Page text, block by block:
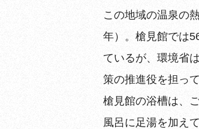
この地域の温泉の
年）。槍見館では
ているが、環境省
策の推進役を担っ
槍見館の浴槽は、
風呂に足湯を加え